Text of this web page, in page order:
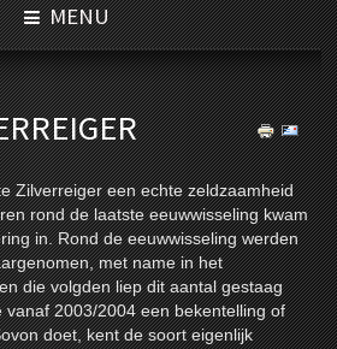
MENU
Zilverreiger een echte zeldzaamheid
rond de laatste eeuwwisseling kwam
in. Rond de eeuwwisseling werden
met name in het
die volgden liep dit aantal gestaag
vanaf 2003/2004 een bekentelling of
doet, kent de soort eigenlijk